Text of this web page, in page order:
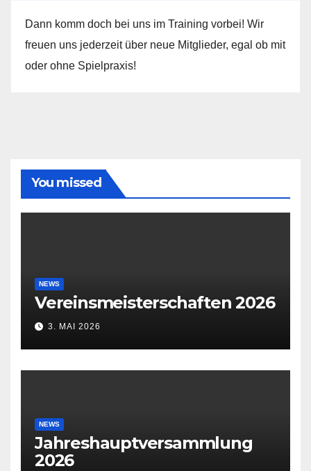
Dann komm doch bei uns im Training vorbei! Wir
freuen uns jederzeit über neue Mitglieder, egal ob mit
oder ohne Spielpraxis!
You missed
NEWS
Vereinsmeisterschaften 2026
3. MAI 2026
NEWS
Jahreshauptversammlung
2026